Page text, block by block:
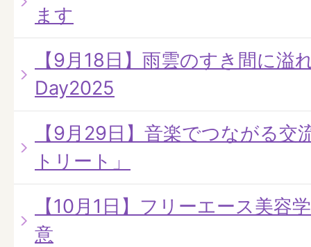
ます
【9月18日】雨雲のすき間に溢
Day2025
【9月29日】音楽でつながる交
トリート」
【10月1日】フリーエース美容
意